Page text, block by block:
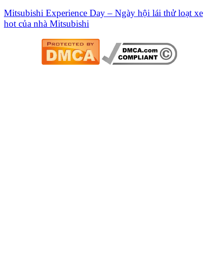
Mitsubishi Experience Day – Ngày hội lái thử loạt xe
hot của nhà Mitsubishi